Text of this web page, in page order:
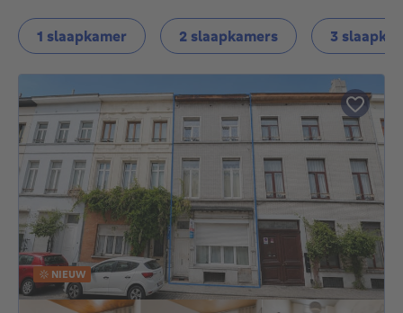
1 slaapkamer 2 slaapkamers 3
NIEUW